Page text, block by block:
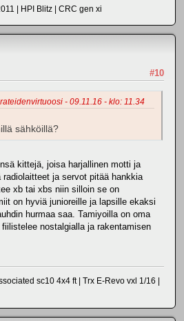
| HPI Blitz | CRC gen xi
#10
- 09.11.16 - klo: 11.34
sähköillä?
kittejä, joisa harjallinen motti ja
ja servot pitää hankkia
xb tai xbs niin silloin se on
on hyviä junioreille ja lapsille ekaksi
hurmaa saa. Tamiyoilla on oma
nostalgialla ja rakentamisen
sc10 4x4 ft | Trx E-Revo vxl 1/16 |